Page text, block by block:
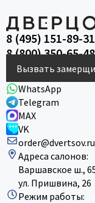
8 (495) 151-89-31
8 (800) 350-65-48
Вызвать
WhatsApp
Telegram
MAX
VK
order@dvertsov.ru
Адреса салонов:
Варшавское ш.,
ул. Пришвина, 26
Режим работы: